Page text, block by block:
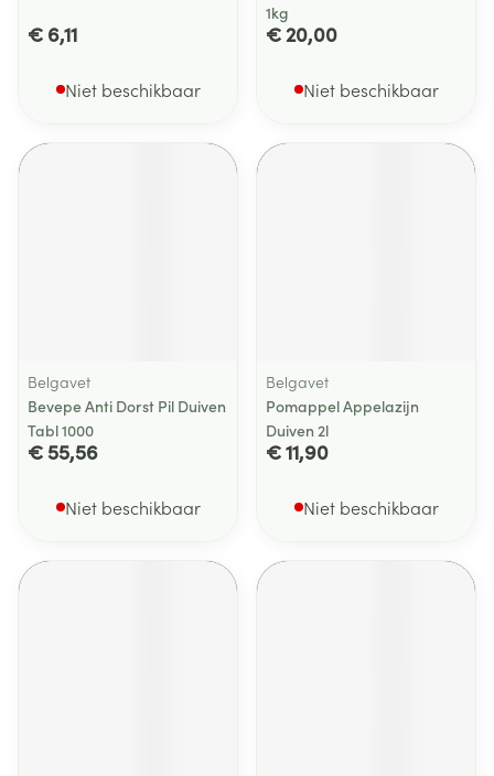
€ 6,11
Niet beschikbaar
1kg
€ 20,00
Niet beschikbaar
Belgavet
Bevepe Anti Dorst Pil Duiven
Tabl 1000
€ 55,56
Niet beschikbaar
Belgavet
Pomappel Appelazijn
Duiven 2l
€ 11,90
Niet beschikbaar